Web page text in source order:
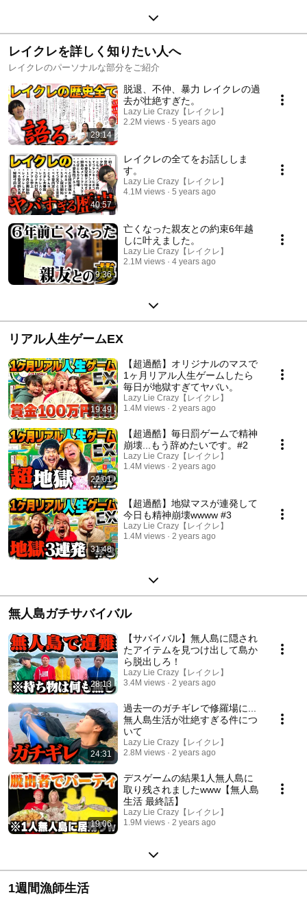
レイクレを詳しく知りたい人へ
レイクレのパーソナルな部分をご紹介
29:14
脱退、不仲、暴力 レイクレの過
去が壮絶すぎた。
Lazy Lie Crazy【レイクレ】
2.2M views
5 years ago
40:57
レイクレの全てをお話ししま
す。
Lazy Lie Crazy【レイクレ】
4.1M views
5 years ago
9:36
亡くなった親友との約束6年越
しに叶えました。
Lazy Lie Crazy【レイクレ】
2.1M views
4 years ago
リアル人生ゲームEX
19:49
【超過酷】オリジナルのマスで
1ヶ月リアル人生ゲームしたら
毎日が地獄すぎてヤバい。
Lazy Lie Crazy【レイクレ】
1.4M views
2 years ago
22:01
【超過酷】毎日罰ゲームで精神
崩壊...もう辞めたいです。#2
Lazy Lie Crazy【レイクレ】
1.4M views
2 years ago
31:48
【超過酷】地獄マスが連発して
今日も精神崩壊wwww #3
Lazy Lie Crazy【レイクレ】
1.4M views
2 years ago
無人島ガチサバイバル
28:13
【サバイバル】無人島に隠され
たアイテムを見つけ出して島か
ら脱出しろ！
Lazy Lie Crazy【レイクレ】
3.4M views
2 years ago
24:31
過去一のガチギレで修羅場に...
無人島生活が壮絶すぎる件につ
いて
Lazy Lie Crazy【レイクレ】
2.8M views
2 years ago
19:06
デスゲームの結果1人無人島に
取り残されましたwww【無人島
生活 最終話】
Lazy Lie Crazy【レイクレ】
1.9M views
2 years ago
1週間漁師生活